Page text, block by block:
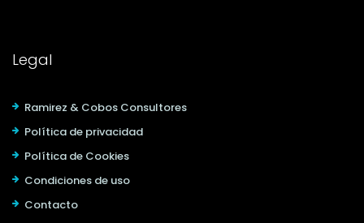
Legal
Ramirez & Cobos Consultores
Política de privacidad
Política de Cookies
Condiciones de uso
Contacto